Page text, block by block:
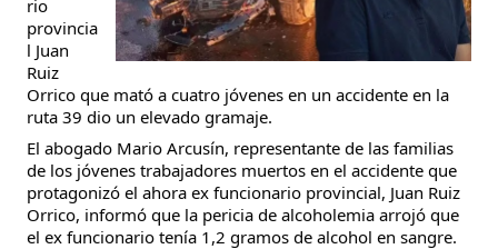
rio
provincia
l Juan
Ruiz
Orrico que mató a cuatro jóvenes en un accidente en la
ruta 39 dio un elevado gramaje.
El abogado Mario Arcusín, representante de las familias
de los jóvenes trabajadores muertos en el accidente que
protagonizó el ahora ex funcionario provincial, Juan Ruiz
Orrico, informó que la pericia de alcoholemia arrojó que
el ex funcionario tenía 1,2 gramos de alcohol en sangre.